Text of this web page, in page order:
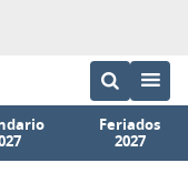
Feriados
2027